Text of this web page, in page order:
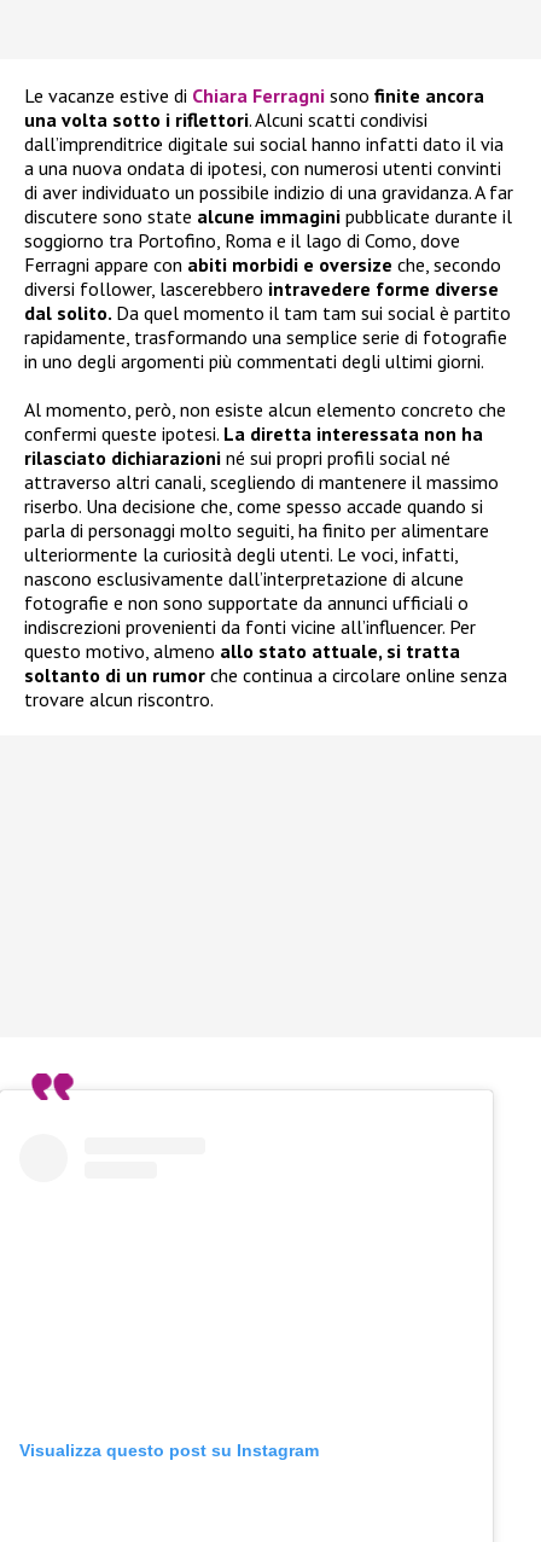
Le vacanze estive di Chiara Ferragni sono finite ancora
una volta sotto i riflettori. Alcuni scatti condivisi
dall’imprenditrice digitale sui social hanno infatti dato il via
a una nuova ondata di ipotesi, con numerosi utenti convinti
di aver individuato un possibile indizio di una gravidanza. A far
discutere sono state alcune immagini pubblicate durante il
soggiorno tra Portofino, Roma e il lago di Como, dove
Ferragni appare con abiti morbidi e oversize che, secondo
diversi follower, lascerebbero intravedere forme diverse
dal solito. Da quel momento il tam tam sui social è partito
rapidamente, trasformando una semplice serie di fotografie
in uno degli argomenti più commentati degli ultimi giorni.
Al momento, però, non esiste alcun elemento concreto che
confermi queste ipotesi. La diretta interessata non ha
rilasciato dichiarazioni né sui propri profili social né
attraverso altri canali, scegliendo di mantenere il massimo
riserbo. Una decisione che, come spesso accade quando si
parla di personaggi molto seguiti, ha finito per alimentare
ulteriormente la curiosità degli utenti. Le voci, infatti,
nascono esclusivamente dall’interpretazione di alcune
fotografie e non sono supportate da annunci ufficiali o
indiscrezioni provenienti da fonti vicine all’influencer. Per
questo motivo, almeno allo stato attuale, si tratta
soltanto di un rumor che continua a circolare online senza
trovare alcun riscontro.
Visualizza questo post su Instagram